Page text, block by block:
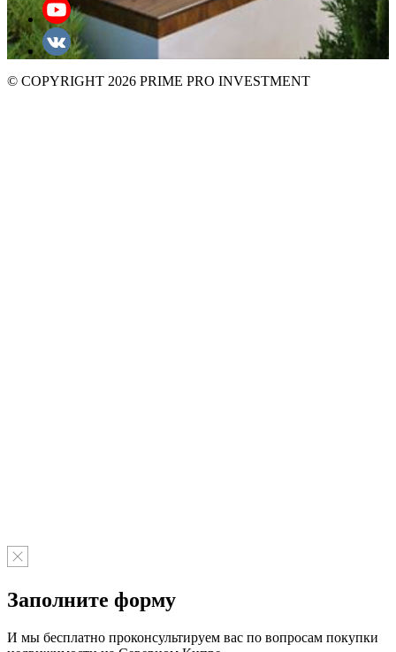
© COPYRIGHT 2026 PRIME PRO INVESTMENT
Заполните форму
И мы бесплатно проконсультируем вас по вопросам покупки